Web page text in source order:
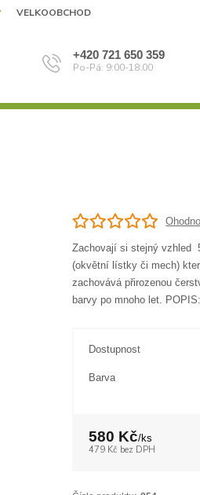
VELKOOBCHOD
+420 721 650 359
Po-Pá: 9:00-18:00
Zachovají si stejný vzhled
(okvětní lístky či mech)
zachovává přirozenou
barvy po mnoho let.
Dostupnost
Barva
580 Kč/ks
479 Kč bez DPH